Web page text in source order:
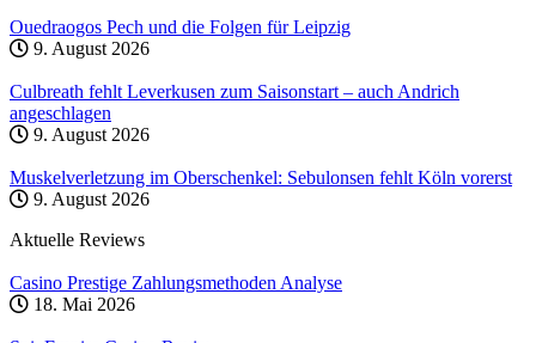
Ouedraogos Pech und die Folgen für Leipzig
9. August 2026
Culbreath fehlt Leverkusen zum Saisonstart – auch Andrich
angeschlagen
9. August 2026
Muskelverletzung im Oberschenkel: Sebulonsen fehlt Köln vorerst
9. August 2026
Aktuelle Reviews
Casino Prestige Zahlungsmethoden Analyse
18. Mai 2026